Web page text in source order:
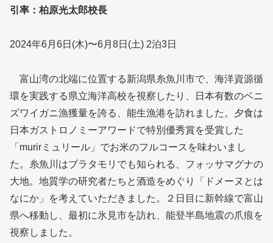
引率：柏原光太郎校長
2024年6月6日(木)〜6月8日(土) 2泊3日
富山湾の北端に位置する新潟県糸魚川市で、海洋資源循
環を実践する県立海洋高校を視察したり、日本有数のベニ
ズワイガニ漁獲量を誇る、能生漁港を訪れました。夕食は
日本ガストロノミーアワードで特別優秀賞を受賞した
「murirミュリール」でお米のフルコースを味わいまし
た。糸魚川はブラタモリでも知られる、フォッサマグナの
大地。地質学の研究者たちと酒造をめぐり「ドメーヌとは
なにか」を考えていただきました。２日目に新幹線で富山
県へ移動し、最初に氷見市を訪れ、能登半島地震の爪痕を
視察しました。